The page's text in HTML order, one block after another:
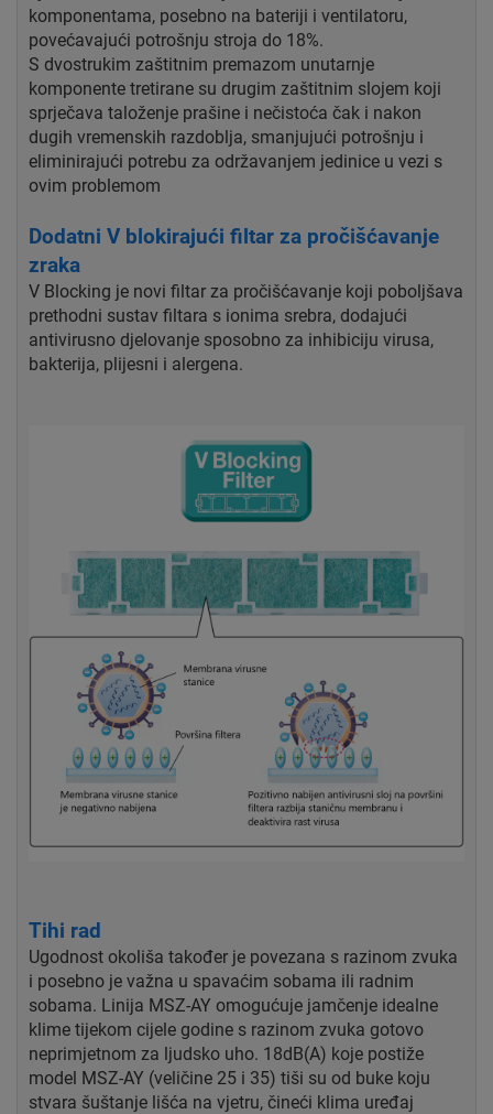
komponentama, posebno na bateriji i ventilatoru,
povećavajući potrošnju stroja do 18%.
S dvostrukim zaštitnim premazom unutarnje
komponente tretirane su drugim zaštitnim slojem koji
sprječava taloženje prašine i nečistoća čak i nakon
dugih vremenskih razdoblja, smanjujući potrošnju i
eliminirajući potrebu za održavanjem jedinice u vezi s
ovim problemom
Dodatni V blokirajući filtar za pročišćavanje
zraka
V Blocking je novi filtar za pročišćavanje koji poboljšava
prethodni sustav filtara s ionima srebra, dodajući
antivirusno djelovanje sposobno za inhibiciju virusa,
bakterija, plijesni i alergena.
Tihi rad
Ugodnost okoliša također je povezana s razinom zvuka
i posebno je važna u spavaćim sobama ili radnim
sobama. Linija MSZ-AY omogućuje jamčenje idealne
klime tijekom cijele godine s razinom zvuka gotovo
neprimjetnom za ljudsko uho. 18dB(A) koje postiže
model MSZ-AY (veličine 25 i 35) tiši su od buke koju
stvara šuštanje lišća na vjetru, čineći klima uređaj